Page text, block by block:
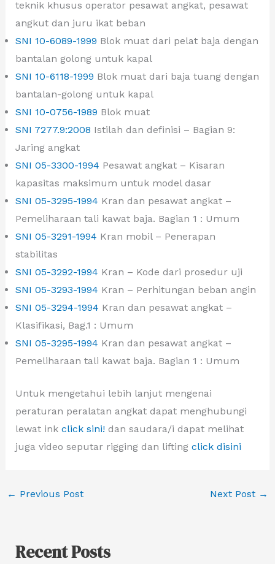
teknik khusus operator pesawat angkat, pesawat
angkut dan juru ikat beban
SNI 10-6089-1999 Blok muat dari pelat baja dengan
bantalan golong untuk kapal
SNI 10-6118-1999 Blok muat dari baja tuang dengan
bantalan-golong untuk kapal
SNI 10-0756-1989 Blok muat
SNI 7277.9:2008 Istilah dan definisi – Bagian 9:
Jaring angkat
SNI 05-3300-1994 Pesawat angkat – Kisaran
kapasitas maksimum untuk model dasar
SNI 05-3295-1994 Kran dan pesawat angkat –
Pemeliharaan tali kawat baja. Bagian 1 : Umum
SNI 05-3291-1994 Kran mobil – Penerapan
stabilitas
SNI 05-3292-1994 Kran – Kode dari prosedur uji
SNI 05-3293-1994 Kran – Perhitungan beban angin
SNI 05-3294-1994 Kran dan pesawat angkat –
Klasifikasi, Bag.1 : Umum
SNI 05-3295-1994 Kran dan pesawat angkat –
Pemeliharaan tali kawat baja. Bagian 1 : Umum
Untuk mengetahui lebih lanjut mengenai
peraturan peralatan angkat dapat menghubungi
lewat ink click sini! dan saudara/i dapat melihat
juga video seputar rigging dan lifting click disini
← Previous Post Next Post →
Recent Posts